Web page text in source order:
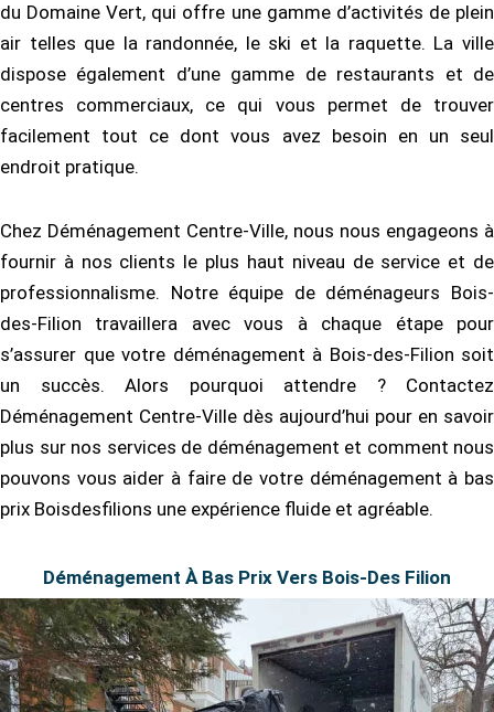
du Domaine Vert, qui offre une gamme d’activités de plein
air telles que la randonnée, le ski et la raquette. La ville
dispose également d’une gamme de restaurants et de
centres commerciaux, ce qui vous permet de trouver
facilement tout ce dont vous avez besoin en un seul
endroit pratique.
Chez Déménagement Centre-Ville, nous nous engageons à
fournir à nos clients le plus haut niveau de service et de
professionnalisme. Notre équipe de déménageurs Bois-
des-Filion travaillera avec vous à chaque étape pour
s’assurer que votre déménagement à Bois-des-Filion soit
un succès. Alors pourquoi attendre ? Contactez
Déménagement Centre-Ville dès aujourd’hui pour en savoir
plus sur nos services de déménagement et comment nous
pouvons vous aider à faire de votre déménagement à bas
prix Boisdesfilions une expérience fluide et agréable.
Déménagement À Bas Prix Vers Bois-Des Filion